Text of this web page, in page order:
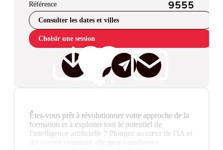
Référence 9555
Consulter les dates et villes
Choisir une session
Êtes-vous prêt à révolutionner votre approche de la
formation et à exploiter tout le potentiel de
l'intelligence artificielle ? Plongez au cœur de l'IA et
découvrez comment elle peut transformer